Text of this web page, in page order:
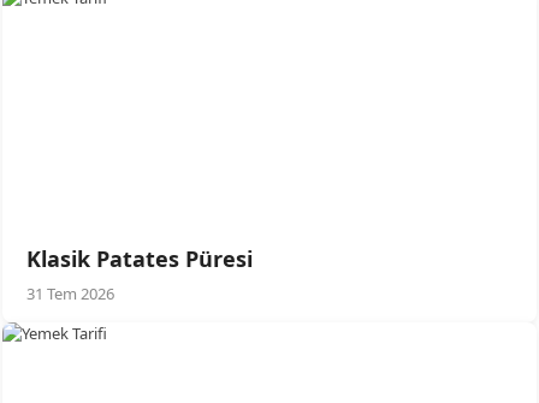
Klasik Patates Püresi
31 Tem 2026